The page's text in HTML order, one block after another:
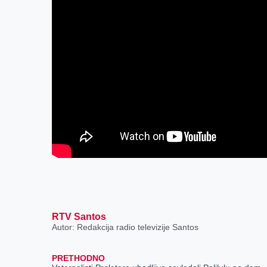
RTV Santos
Autor: Redakcija radio televizije Santos
PRETHODNO